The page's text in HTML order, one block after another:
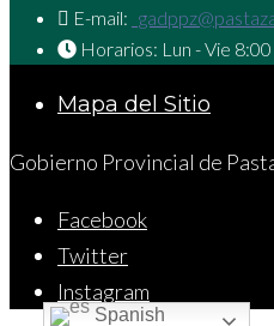
E-mail:
Horarios: Lun - Vie
Mapa del Sitio
Gobierno Provincial de
Facebook
Twitter
Instagram
Spanish